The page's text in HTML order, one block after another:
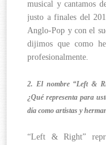
musical y cantamos
justo a finales del
Anglo-Pop y con el
dijimos que como
profesionalmente.
2. El nombre “Left &
¿Qué representa para
día como artistas y
“Left & Right”